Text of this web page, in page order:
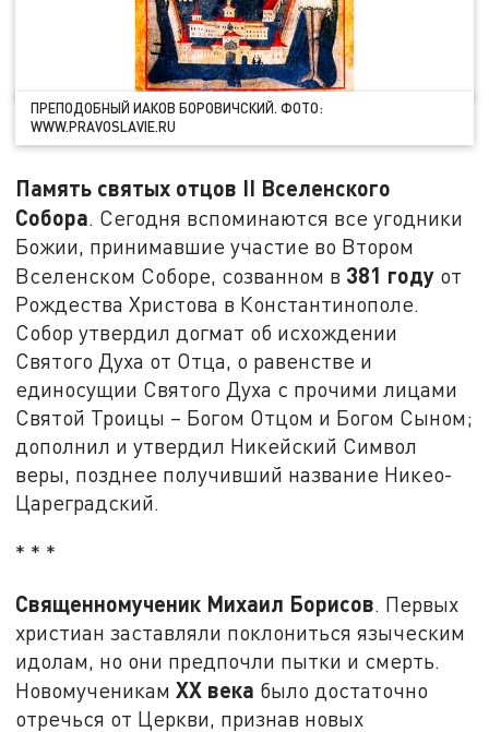
ПРЕПОДОБНЫЙ ИАКОВ БОРОВИЧСКИЙ. ФОТО:
WWW.PRAVOSLAVIE.RU
Память святых отцов II Вселенского
Собора. Сегодня вспоминаются все угодники
Божии, принимавшие участие во Втором
Вселенском Соборе, созванном в 381 году от
Рождества Христова в Константинополе.
Собор утвердил догмат об исхождении
Святого Духа от Отца, о равенстве и
единосущии Святого Духа с прочими лицами
Святой Троицы – Богом Отцом и Богом Сыном;
дополнил и утвердил Никейский Символ
веры, позднее получивший название Никео-
Цареградский.
* * *
Священномученик Михаил Борисов. Первых
христиан заставляли поклониться языческим
идолам, но они предпочли пытки и смерть.
НовомученикамXX века было достаточно
отречься от Церкви, признав новых